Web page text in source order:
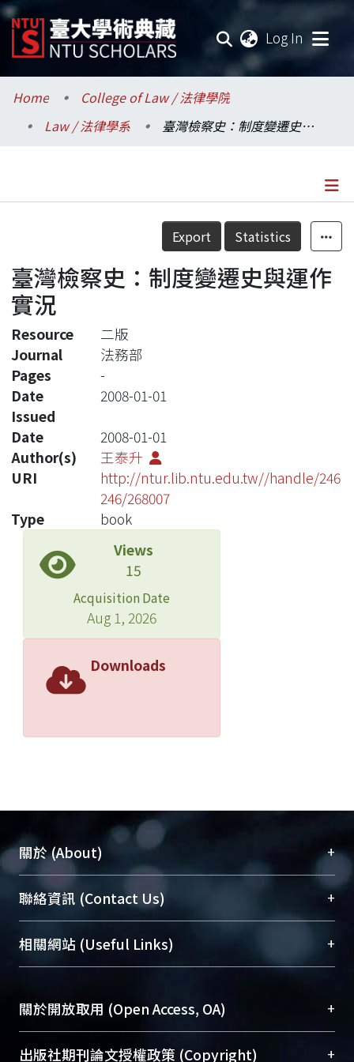
Log In
Communities & Collections
Research Outputs
Statistics
Home
College of Law / 法律學院
Law / 法律學系
臺灣檢察史：制度變遷史與運作實況
Details
Export Statistics
臺灣檢察史：制度變遷史與運作
實況
Resource
二版
Journal
法務部
Pages
-
Date
Issued
2008-01-01
Date
2008-01-01
Author(s)
王泰升
URI
http://ntur.lib.ntu.edu.tw//handle/246
246/268007
Type
book
Views
15
Acquisition Date
Aug 1, 2026
Downloads
關於 (About) +
臺大位居世界頂尖大學之列，為永久珍藏及向國際
展現本校豐碩的研究成果及學術能量，圖書館整合
機構典藏（NTUR）與學術庫（AH）不同功能平
台，成為臺大學術典藏NTU scholars。期能整合研
究能量、促進交流合作、保存學術產出、推廣研究
成果。
To permanently archive and promote researcher
profiles and scholarly works, Library integrates the
聯絡資訊 (Contact Us) +
總館學科館員(Main Library)
醫學圖書館學科館員(Medical Library)
Sciences Library)
相關網站 (Useful Links) +
關於開放取用 (Open Access, OA) +
開放取用是從使用者角度提升資訊取用性的社會運
出版社期刊論文授權政策 (Copyright) +